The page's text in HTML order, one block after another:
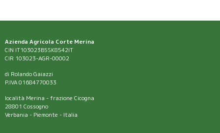
Azienda Agricola Corte Merina
CIN IT103023B5SK8542IT
CIR 103023-AGR-00002
di Rolando Gaiazzi
P.IVA 01684770033
località Merina - frazione Cicogna
28801 Cossogno
Verbania - Piemonte - Italia